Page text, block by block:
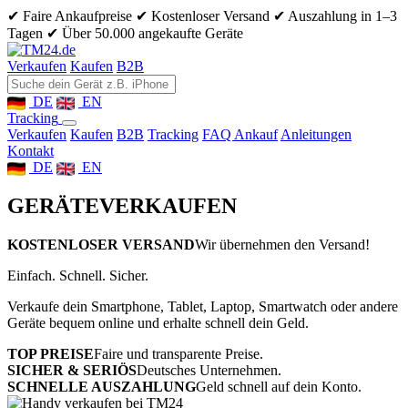
✔ Faire Ankaufpreise ✔ Kostenloser Versand ✔ Auszahlung in 1–3
Tagen ✔ Über 50.000 angekaufte Geräte
Verkaufen Kaufen B2B
DE
EN
Tracking
Verkaufen Kaufen B2B Tracking FAQ Ankauf Anleitungen
Kontakt
DE
EN
GERÄTEVERKAUFEN
KOSTENLOSER VERSANDWir übernehmen den Versand!
Einfach. Schnell. Sicher.
Verkaufe dein Smartphone, Tablet, Laptop, Smartwatch oder andere
Geräte bequem online und erhalte schnell dein Geld.
TOP PREISEFaire und transparente Preise.
SICHER & SERIÖSDeutsches Unternehmen.
SCHNELLE AUSZAHLUNGGeld schnell auf dein Konto.